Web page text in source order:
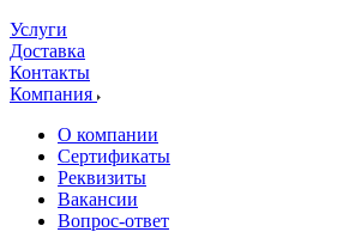
Услуги
Доставка
Контакты
Компания
О компании
Сертификаты
Реквизиты
Вакансии
Вопрос-ответ